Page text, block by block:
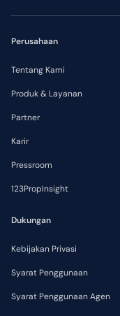
Perusahaan
Tentang Kami
Produk & Layanan
Partner
Karir
Pressroom
123PropInsight
Dukungan
Kebijakan Privasi
Syarat Penggunaan
Syarat Penggunaan Agen